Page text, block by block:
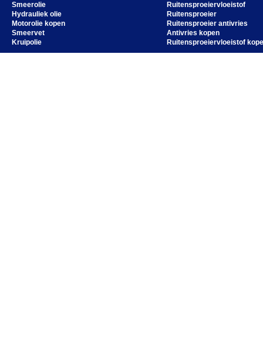
Smeerolie
Hydrauliek olie
Motorolie kopen
Smeervet
Kruipolie
Ruitensproeiervloeistof
Ruitensproeier
Ruitensproeier antivries
Antivries kopen
Ruitensproeiervloeistof